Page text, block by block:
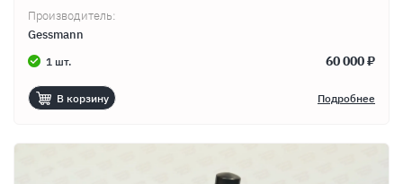
Производитель:
Gessmann
1 шт. 60 000 ₽
В корзину Подробнее